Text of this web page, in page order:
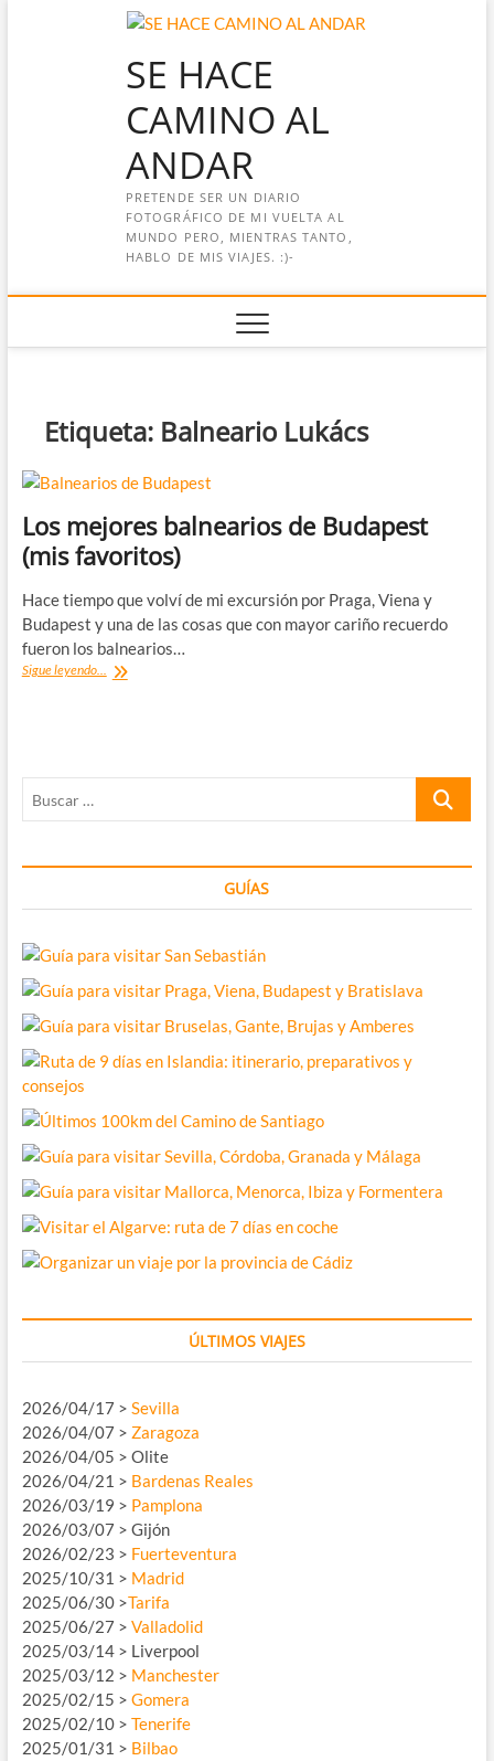
SE HACE
CAMINO AL
ANDAR
PRETENDE SER UN DIARIO
FOTOGRÁFICO DE MI VUELTA AL
MUNDO PERO, MIENTRAS TANTO,
HABLO DE MIS VIAJES. :)-
Etiqueta: Balneario Lukács
Los mejores balnearios de Budapest
(mis favoritos)
Hace tiempo que volví de mi excursión por Praga, Viena y
Budapest y una de las cosas que con mayor cariño recuerdo
fueron los balnearios…
Sigue leyendo... Los
Buscar
GUÍAS
ÚLTIMOS VIAJES
2026/04/17 > Sevilla
2026/04/07 > Zaragoza
2026/04/05 > Olite
2026/04/21 > Bardenas Reales
2026/03/19 > Pamplona
2026/03/07 > Gijón
2026/02/23 > Fuerteventura
2025/10/31 > Madrid
2025/06/30 >Tarifa
2025/06/27 > Valladolid
2025/03/14 > Liverpool
2025/03/12 > Manchester
2025/02/15 > Gomera
2025/02/10 > Tenerife
2025/01/31 > Bilbao